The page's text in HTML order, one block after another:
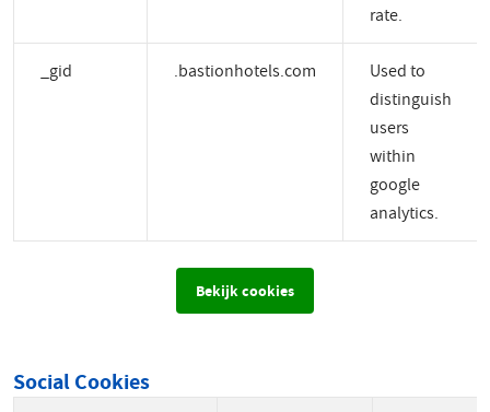
rate.
_gid .bastionhotels.com
Used to
distinguish
users
within
google
analytics.
Bekijk cookies
Social Cookies